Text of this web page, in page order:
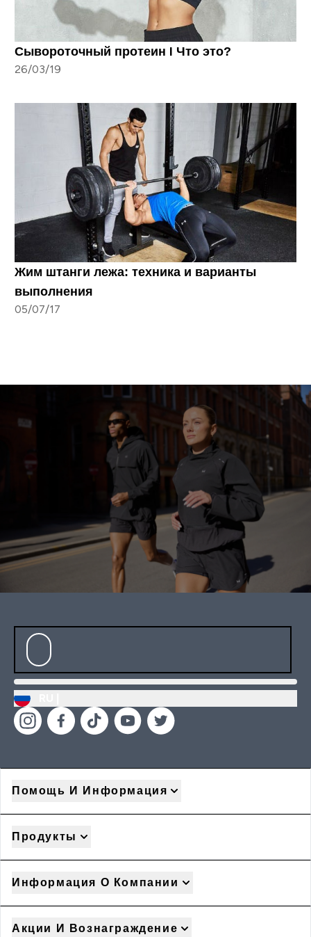
Сывороточный протеин I Что это?
26/03/19
Жим штанги лежа: техника и варианты
выполнения
05/07/17
Помощь И Информация
Продукты
Информация О Компании
Акции И Вознаграждение